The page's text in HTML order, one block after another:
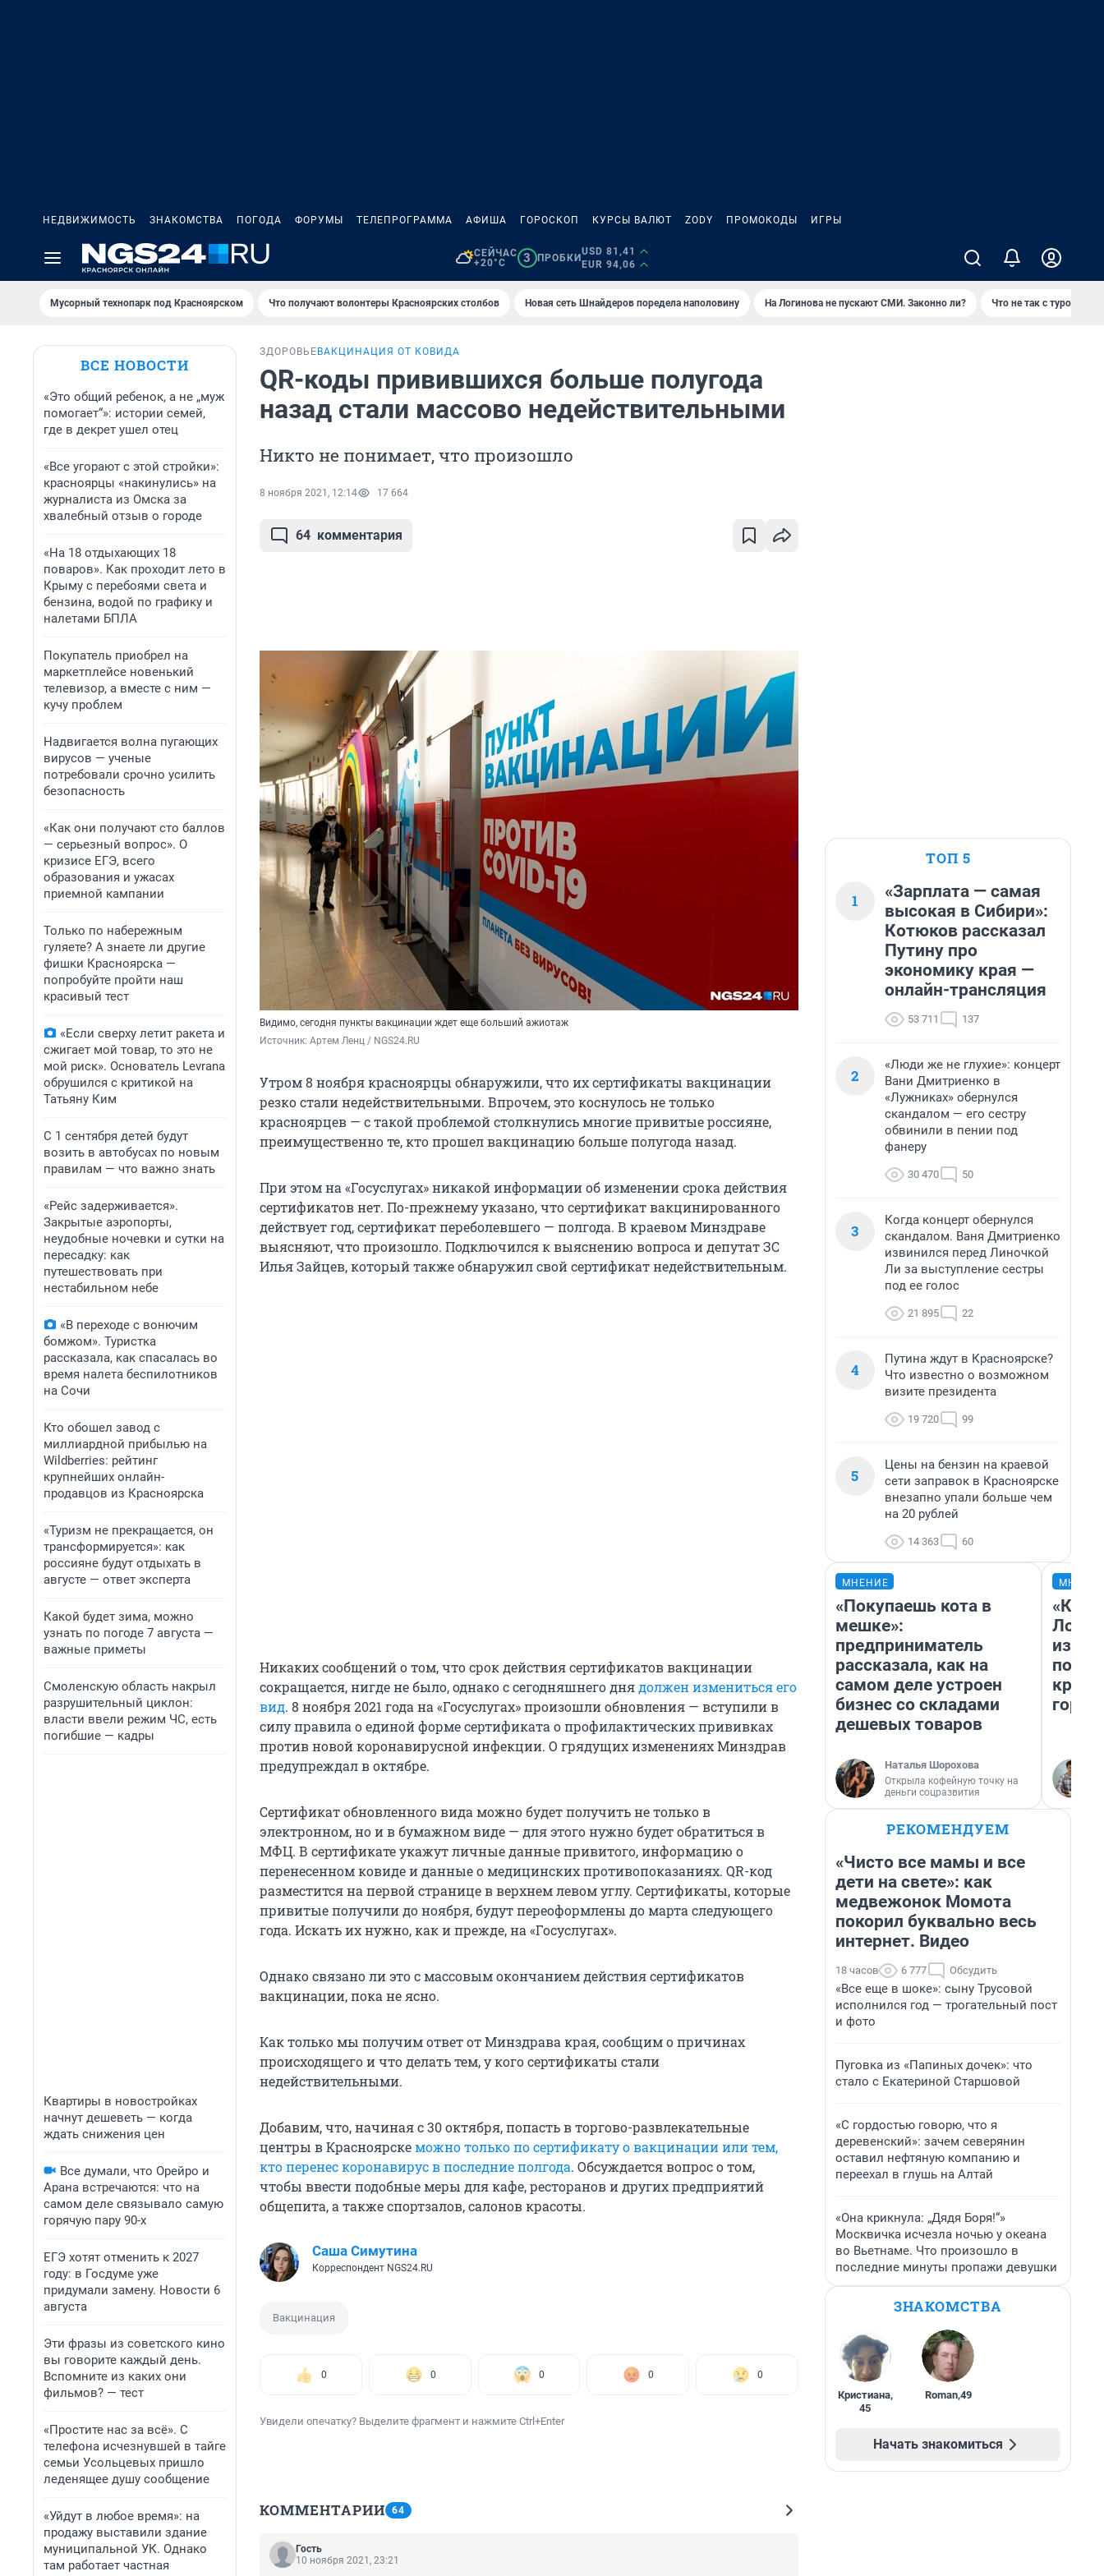
НЕДВИЖИМОСТЬ ЗНАКОМСТВА ПОГОДА ФОРУМЫ ТЕЛЕПРОГРАММА АФИША ГОРОСКОП КУРСЫ ВАЛЮТ ZODY ПРОМОКОДЫ ИГРЫ
СЕЙЧАС
+20°C
3 ПРОБКИ
USD 81,41
EUR 94,06
Мусорный технопарк под Крaсноярском Что получают волонтеры Красноярских столбов Новая сеть Шнайдеров поредела наполовину На Логинова не пускают СМИ. Законно ли? Что не так с туром на
ВСЕ НОВОСТИ
«Это общий ребенок, а не „муж
помогает“»: истории семей,
где в декрет ушел отец
«Все угорают с этой стройки»:
красноярцы «накинулись» на
журналиста из Омска за
хвалебный отзыв о городе
«На 18 отдыхающих 18
поваров». Как проходит лето в
Крыму с перебоями света и
бензина, водой по графику и
налетами БПЛА
Покупатель приобрел на
маркетплейсе новенький
телевизор, а вместе с ним —
кучу проблем
Надвигается волна пугающих
вирусов — ученые
потребовали срочно усилить
безопасность
«Как они получают сто баллов
— серьезный вопрос». О
кризисе ЕГЭ, всего
образования и ужасах
приемной кампании
Только по набережным
гуляете? А знаете ли другие
фишки Красноярска —
попробуйте пройти наш
красивый тест
«Если сверху летит ракета и
сжигает мой товар, то это не
мой риск». Основатель Levrana
обрушился с критикой на
Татьяну Ким
С 1 сентября детей будут
возить в автобусах по новым
правилам — что важно знать
«Рейс задерживается».
Закрытые аэропорты,
неудобные ночевки и сутки на
пересадку: как
путешествовать при
нестабильном небе
«В переходе с вонючим
бомжом». Туристка
рассказала, как спасалась во
время налета беспилотников
на Сочи
Кто обошел завод с
миллиардной прибылью на
Wildberries: рейтинг
крупнейших онлайн-
продавцов из Красноярска
«Туризм не прекращается, он
трансформируется»: как
россияне будут отдыхать в
августе — ответ эксперта
Какой будет зима, можно
узнать по погоде 7 августа —
важные приметы
Смоленскую область накрыл
разрушительный циклон:
власти ввели режим ЧС, есть
погибшие — кадры
Квартиры в новостройках
начнут дешеветь — когда
ждать снижения цен
Все думали, что Орейро и
Арана встречаются: что на
самом деле связывало самую
горячую пару 90-х
ЕГЭ хотят отменить к 2027
году: в Госдуме уже
придумали замену. Новости 6
августа
Эти фразы из советского кино
вы говорите каждый день.
Вспомните из каких они
фильмов? — тест
«Простите нас за всё». С
телефона исчезнувшей в тайге
семьи Усольцевых пришло
леденящее душу сообщение
«Уйдут в любое время»: на
продажу выставили здание
муниципальной УК. Однако
там работает частная
ЗДОРОВЬЕ ВАКЦИНАЦИЯ ОТ КОВИДА
QR-коды привившихся больше полугода
назад стали массово недействительными
Никто не понимает, что произошло
8 ноября 2021, 12:14 17 664
64 комментария
Видимо, сегодня пункты вакцинации ждет еще больший ажиотаж
Источник: Артем Ленц / NGS24.RU
Утром 8 ноября красноярцы обнаружили, что их сертификаты вакцинации
резко стали недействительными. Впрочем, это коснулось не только
красноярцев — с такой проблемой столкнулись многие привитые россияне,
преимущественно те, кто прошел вакцинацию больше полугода назад.
При этом на «Госуслугах» никакой информации об изменении срока действия
сертификатов нет. По-прежнему указано, что сертификат вакцинированного
действует год, сертификат переболевшего — полгода. В краевом Минздраве
выясняют, что произошло. Подключился к выяснению вопроса и депутат ЗС
Илья Зайцев, который также обнаружил свой сертификат недействительным.
Никаких сообщений о том, что срок действия сертификатов вакцинации
сокращается, нигде не было, однако с сегодняшнего днядолжен измениться его
вид. 8 ноября 2021 года на «Госуслугах» произошли обновления — вступили в
силу правила о единой форме сертификата о профилактических прививках
против новой коронавирусной инфекции. О грядущих изменениях Минздрав
предупреждал в октябре.
Сертификат обновленного вида можно будет получить не только в
электронном, но и в бумажном виде — для этого нужно будет обратиться в
МФЦ. В сертификате укажут личные данные привитого, информацию о
перенесенном ковиде и данные о медицинских противопоказаниях. QR-код
разместится на первой странице в верхнем левом углу. Сертификаты, которые
привитые получили до ноября, будут переоформлены до марта следующего
года. Искать их нужно, как и прежде, на «Госуслугах».
Однако связано ли это с массовым окончанием действия сертификатов
вакцинации, пока не ясно.
Как только мы получим ответ от Минздрава края, сообщим о причинах
происходящего и что делать тем, у кого сертификаты стали
недействительными.
Добавим, что, начиная с 30 октября, попасть в торгово-развлекательные
центры в Красноярскеможно только по сертификату о вакцинации или тем,
кто перенес коронавирус в последние полгода. Обсуждается вопрос о том,
чтобы ввести подобные меры для кафе, ресторанов и других предприятий
общепита, а также спортзалов, салонов красоты.
Саша Симутина
Корреспондент NGS24.RU
Вакцинация
0 0 0 0 0
Увидели опечатку? Выделите фрагмент и нажмите Ctrl+Enter
КОММЕНТАРИИ 64
Гость
10 ноября 2021, 23:21
ТОП 5
1
«Зарплата — самая
высокая в Сибири»:
Котюков рассказал
Путину про
экономику края —
онлайн-трансляция
53 711 137
2
«Люди же не глухие»: концерт
Вани Дмитриенко в
«Лужниках» обернулся
скандалом — его сестру
обвинили в пении под
фанеру
30 470 50
3
Когда концерт обернулся
скандалом. Ваня Дмитриенко
извинился перед Линочкой
Ли за выступление сестры
под ее голос
21 895 22
4
Путина ждут в Красноярске?
Что известно о возможном
визите президента
19 720 99
5
Цены на бензин на краевой
сети заправок в Красноярске
внезапно упали больше чем
на 20 рублей
14 363 60
МНЕНИЕ
«Покупаешь кота в
мешке»:
предприниматель
рассказала, как на
самом деле устроен
бизнес со складами
дешевых товаров
Наталья Шорохова
Открыла кофейную точку на
деньги соцразвития
«Как
из
круче
РЕКОМЕНДУЕМ
«Чисто все мамы и все
дети на свете»: как
медвежонок Момота
покорил буквально весь
интернет. Видео
18 часов 6 777 Обсудить
«Все еще в шоке»: сыну Трусовой
исполнился год — трогательный пост
и фото
Пуговка из «Папиных дочек»: что
стало с Екатериной Старшовой
«С гордостью говорю, что я
деревенский»: зачем северянин
оставил нефтяную компанию и
переехал в глушь на Алтай
«Она крикнула: „Дядя Боря!“»
Москвичка исчезла ночью у океана
во Вьетнаме. Что произошло в
последние минуты пропажи девушки
ЗНАКОМСТВА
Кристиана,
45
Roman,49
Начать знакомиться